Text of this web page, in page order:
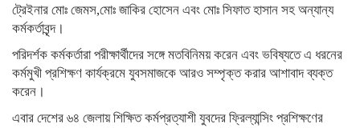
ট্রেইনার মোঃ জেমস,মোঃ জাকির হোসেন এবং মোঃ সিফাত হাসান সহ অন্যান্য
কর্মকর্তাবৃন্দ।
পরিদর্শক কর্মকর্তারা পরীক্ষার্থীদের সঙ্গে মতবিনিময় করেন এবং ভবিষ্যতে এ ধরনের
কর্মমুখী প্রশিক্ষণ কার্যক্রমে যুবসমাজকে আরও সম্পৃক্ত করার আশাবাদ ব্যক্ত
করেন।
এবার দেশের ৬৪ জেলায় শিক্ষিত কর্মপ্রত্যাশী যুবদের ফ্রিল্যান্সিং প্রশিক্ষণের